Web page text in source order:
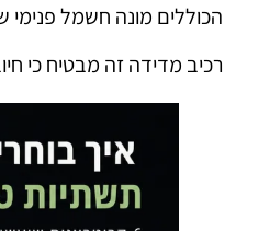
הכוללים מונה חשמל פנימי
רכיב מדידה זה מבטיח כי